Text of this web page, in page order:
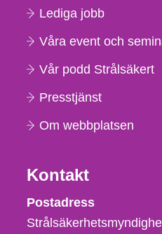
Lediga jobb
Våra event och
Vår podd Strålsäkert
Presstjänst
Om webbplatsen
Kontakt
Postadress